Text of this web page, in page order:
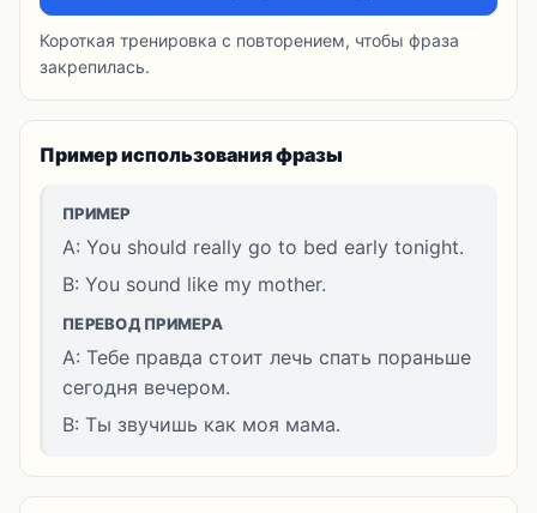
Короткая тренировка с повторением, чтобы фраза
закрепилась.
Пример использования фразы
ПРИМЕР
A: You should really go to bed early tonight.
B: You sound like my mother.
ПЕРЕВОД ПРИМЕРА
A: Тебе правда стоит лечь спать пораньше
сегодня вечером.
B: Ты звучишь как моя мама.